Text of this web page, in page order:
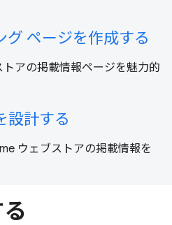
グ ページを作成する
アの掲載情報ページを魅力的
設計する
ウェブストアの掲載情報を